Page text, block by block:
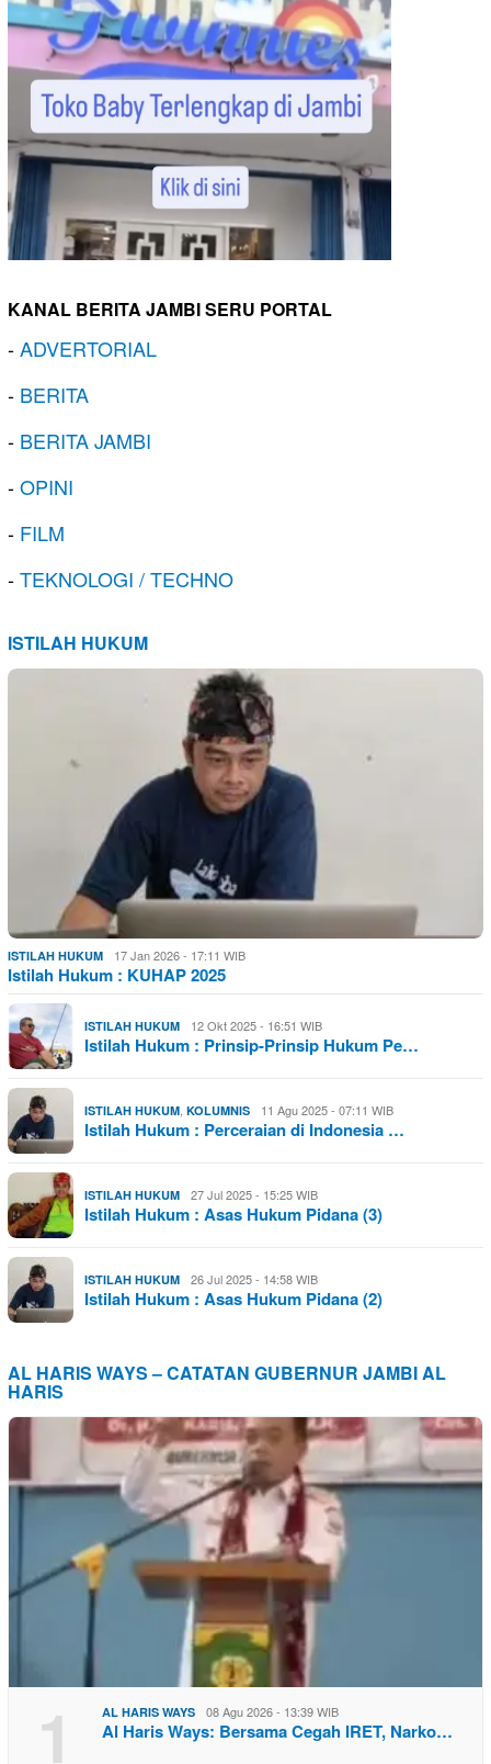
KANAL BERITA JAMBI SERU PORTAL
-ADVERTORIAL
- BERITA
- BERITA JAMBI
-OPINI
- FILM
-TEKNOLOGI / TECHNO
ISTILAH HUKUM
ISTILAH HUKUM 17 Jan 2026 - 17:11 WIB
Istilah Hukum : KUHAP 2025
ISTILAH HUKUM 12 Okt 2025 - 16:51 WIB
Istilah Hukum : Prinsip-Prinsip Hukum Pe…
ISTILAH HUKUM, KOLUMNIS 11 Agu 2025 - 07:11 WIB
Istilah Hukum : Perceraian di Indonesia …
ISTILAH HUKUM 27 Jul 2025 - 15:25 WIB
Istilah Hukum : Asas Hukum Pidana (3)
ISTILAH HUKUM 26 Jul 2025 - 14:58 WIB
Istilah Hukum : Asas Hukum Pidana (2)
AL HARIS WAYS – CATATAN GUBERNUR JAMBI AL
HARIS
1 AL HARIS WAYS 08 Agu 2026 - 13:39 WIB
Al Haris Ways: Bersama Cegah IRET, Narko…